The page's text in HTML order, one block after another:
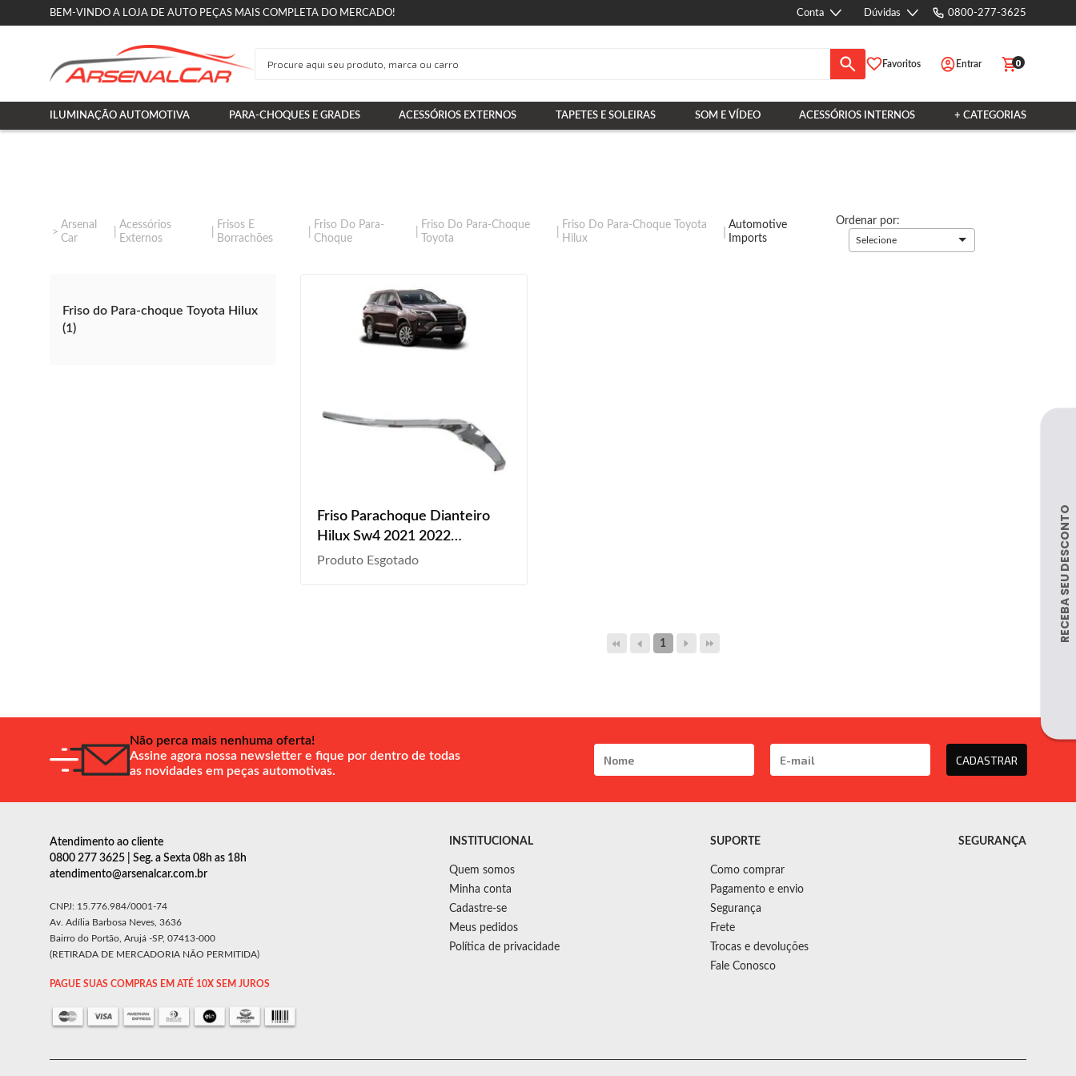
BEM-VINDO A LOJA DE AUTO PEÇAS MAIS COMPLETA DO MERCADO! Conta Dúvidas 0800-277-3625
Favoritos Entrar 0
ILUMINAÇÃO AUTOMOTIVA PARA-CHOQUES E GRADES ACESSÓRIOS EXTERNOS TAPETES E SOLEIRAS SOM E VÍDEO ACESSÓRIOS INTERNOS + CATEGORIAS
Arsenal
Car
Acessórios
Externos
Frisos E
Borrachões
Friso Do Para-
Choque
Friso Do Para-Choque
Toyota
Friso Do Para-Choque Toyota
Hilux
Automotive
Imports
Ordenar por:
Selecione
Friso do Para-choque Toyota Hilux
(1)
Friso Parachoque Dianteiro
Hilux Sw4 2021 2022
Cromado Acabamento Liso
Produto Esgotado
1
Não perca mais nenhuma oferta!
Assine agora nossa newsletter e fique por dentro de todas
as novidades em peças automotivas.
CADASTRAR
Atendimento ao cliente
0800 277 3625 | Seg. a Sexta 08h as 18h
atendimento@arsenalcar.com.br
CNPJ: 15.776.984/0001-74
Av. Adília Barbosa Neves, 3636
Bairro do Portão, Arujá -SP, 07413-000
(RETIRADA DE MERCADORIA NÃO PERMITIDA)
PAGUE SUAS COMPRAS EM ATÉ 10X SEM JUROS
INSTITUCIONAL
Quem somos
Minha conta
Cadastre-se
Meus pedidos
Política de privacidade
SUPORTE
Como comprar
Pagamento e envio
Segurança
Frete
Trocas e devoluções
Fale Conosco
SEGURANÇA